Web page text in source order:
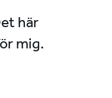
här
mig.